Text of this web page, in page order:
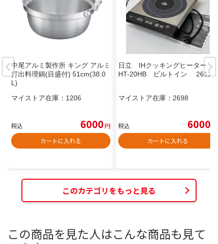
中尾アルミ製作所 キング アルミ
打出料理鍋(目盛付) 51cm(38.0
L)
マイストア在庫： 1206
税込 6000円
カートに入れる
日立 IHクッキングヒーター
HT-20HB ビルトイン 26122
マイストア在庫： 2698
税込 6000
カートに入れる
このカテゴリをもっと見る
この商品を見た人はこんな商品も見て